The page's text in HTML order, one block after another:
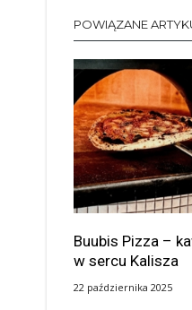
POWIĄZANE
Buubis Pizza –
w sercu Kalisza
22 października 2025